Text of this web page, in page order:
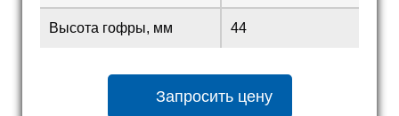
Высота гофры, мм 44
Запросить цену